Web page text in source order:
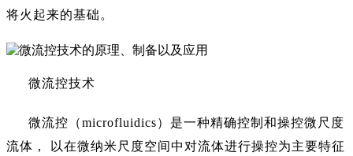
将火起来的基础。
微流控技术
微流控（microfluidics）是一种精确控制和操控微尺度
流体， 以在微纳米尺度空间中对流体进行操控为主要特征